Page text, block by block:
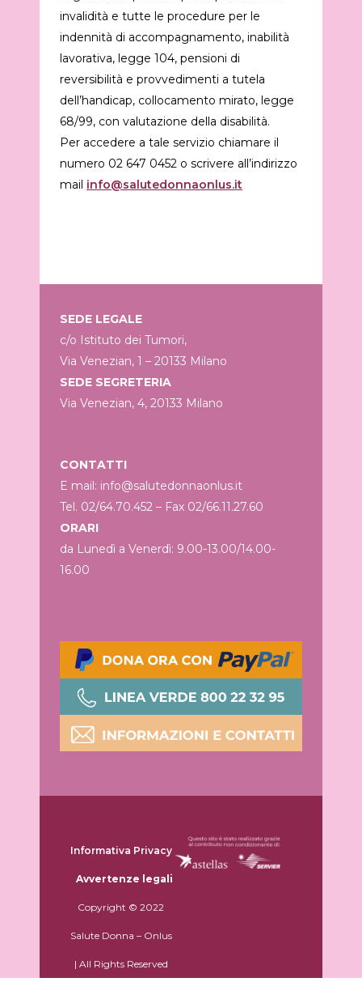
invalidità e tutte le procedure per le
indennità di accompagnamento, inabilità
lavorativa, legge 104, pensioni di
reversibilità e provvedimenti a tutela
dell’handicap, collocamento mirato, legge
68/99, con valutazione della disabilità.
Per accedere a tale servizio chiamare il
numero 02 647 0452 o scrivere all’indirizzo
mail info@salutedonnaonlus.it
SEDE LEGALE
c/o Istituto dei Tumori,
Via Venezian, 1 – 20133 Milano
SEDE SEGRETERIA
Via Venezian, 4, 20133 Milano
CONTATTI
E mail: info@salutedonnaonlus.it
Tel. 02/64.70.452 – Fax 02/66.11.27.60
ORARI
da Lunedì a Venerdì: 9.00-13.00/14.00-
16.00
Informativa Privacy
Avvertenze legali
Copyright © 2022
Salute Donna – Onlus
| All Rights Reserved